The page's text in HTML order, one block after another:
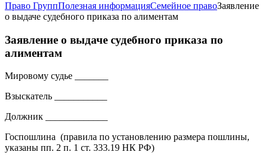
Право ГруппПолезная информацияСемейное правоЗаявление
о выдаче судебного приказа по алиментам
Заявление о выдаче судебного приказа по
алиментам
Мировому судье _______
Взыскатель ___________
Должник _____________
Госпошлина (правила по установлению размера пошлины,
указаны пп. 2 п. 1 ст. 333.19 НК РФ)